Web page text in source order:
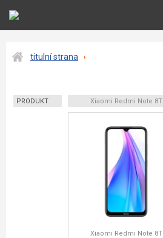
titulní strana
PRODUKT Xiaomi Redmi Note 8T
Xiaomi Redmi Note 8T